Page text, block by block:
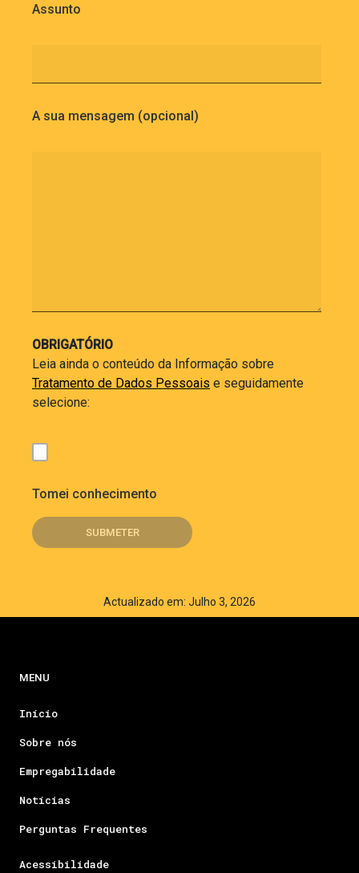
Assunto
A sua mensagem (opcional)
OBRIGATÓRIO
Leia ainda o conteúdo da Informação sobre
Tratamento de Dados Pessoais e seguidamente
selecione:
Tomei conhecimento
Actualizado em: Julho 3, 2026
MENU
Início
Sobre nós
Empregabilidade
Notícias
Perguntas Frequentes
Acessibilidade